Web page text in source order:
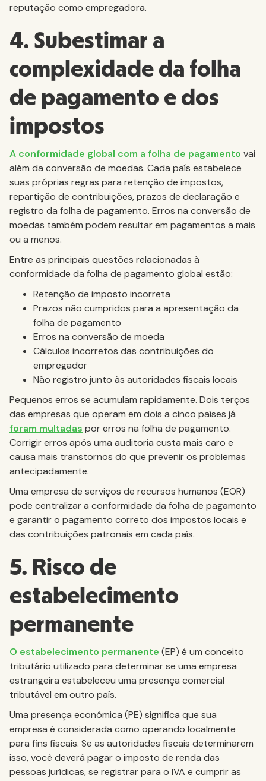
reputação como empregadora.
4. Subestimar a
complexidade da folha
de pagamento e dos
impostos
A conformidade global com a folha de pagamento vai
além da conversão de moedas. Cada país estabelece
suas próprias regras para retenção de impostos,
repartição de contribuições, prazos de declaração e
registro da folha de pagamento. Erros na conversão de
moedas também podem resultar em pagamentos a mais
ou a menos.
Entre as principais questões relacionadas à
conformidade da folha de pagamento global estão:
Retenção de imposto incorreta
Prazos não cumpridos para a apresentação da
folha de pagamento
Erros na conversão de moeda
Cálculos incorretos das contribuições do
empregador
Não registro junto às autoridades fiscais locais
Pequenos erros se acumulam rapidamente. Dois terços
das empresas que operam em dois a cinco países já
foram multadas por erros na folha de pagamento.
Corrigir erros após uma auditoria custa mais caro e
causa mais transtornos do que prevenir os problemas
antecipadamente.
Uma empresa de serviços de recursos humanos (EOR)
pode centralizar a conformidade da folha de pagamento
e garantir o pagamento correto dos impostos locais e
das contribuições patronais em cada país.
5. Risco de
estabelecimento
permanente
O estabelecimento permanente (EP) é um conceito
tributário utilizado para determinar se uma empresa
estrangeira estabeleceu uma presença comercial
tributável em outro país.
Uma presença econômica (PE) significa que sua
empresa é considerada como operando localmente
para fins fiscais. Se as autoridades fiscais determinarem
isso, você deverá pagar o imposto de renda das
pessoas jurídicas, se registrar para o IVA e cumprir as